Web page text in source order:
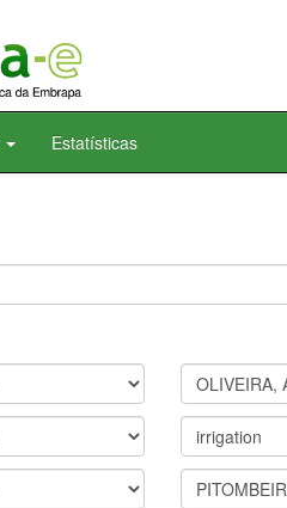
Estatísticas